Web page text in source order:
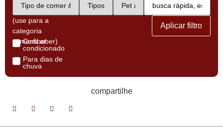
(use para a
categoria
comer&beber)
Com ar
condicionado
Para dias de
chuva
Aplicar filtro
compartilhe